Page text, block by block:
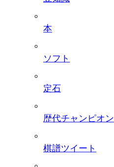
本
ソフト
定石
歴代チャンピオン
棋譜ツイート